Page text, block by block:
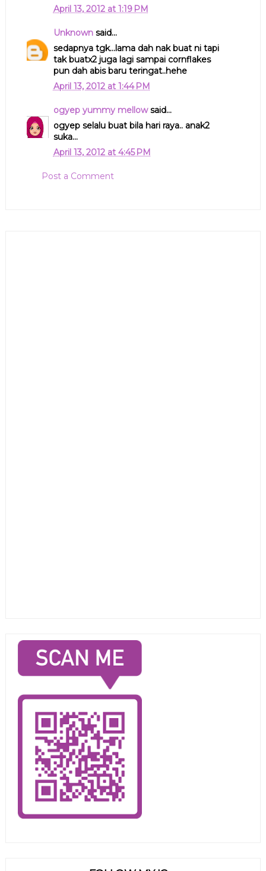
April 13, 2012 at 1:19 PM
Unknownsaid...
sedapnya tgk...lama dah nak buat ni tapi
tak buatx2 juga lagi sampai cornflakes
pun dah abis baru teringat..hehe
April 13, 2012 at 1:44 PM
ogyep yummy mellowsaid...
ogyep selalu buat bila hari raya.. anak2
suka...
April 13, 2012 at 4:45 PM
Post a Comment